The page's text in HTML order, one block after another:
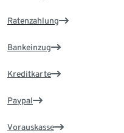
Ratenzahlung
Bankeinzug
Kreditkarte
Paypal
Vorauskasse